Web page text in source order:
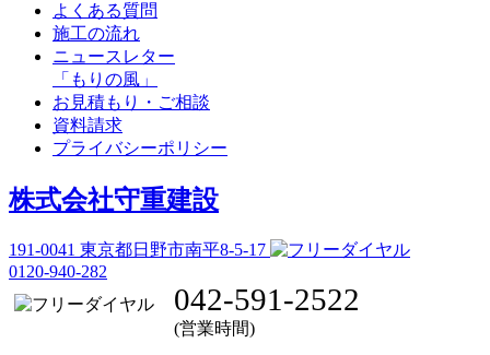
よくある質問
施工の流れ
ニュースレター
「もりの風」
お見積もり・ご相談
資料請求
プライバシーポリシー
株式会社守重建設
191-0041 東京都日野市南平8-5-17
0120-940-282
042-591-2522
(営業時間)